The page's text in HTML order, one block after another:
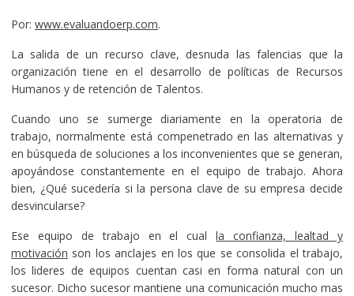
Por: www.evaluandoerp.com.
La salida de un recurso clave, desnuda las falencias que la
organización tiene en el desarrollo de políticas de Recursos
Humanos y de retención de Talentos.
Cuando uno se sumerge diariamente en la operatoria de
trabajo, normalmente está compenetrado en las alternativas y
en búsqueda de soluciones a los inconvenientes que se generan,
apoyándose constantemente en el equipo de trabajo. Ahora
bien, ¿Qué sucedería si la persona clave de su empresa decide
desvincularse?
Ese equipo de trabajo en el cualla confianza, lealtad y
motivación son los anclajes en los que se consolida el trabajo,
los lideres de equipos cuentan casi en forma natural con un
sucesor. Dicho sucesor mantiene una comunicación mucho mas